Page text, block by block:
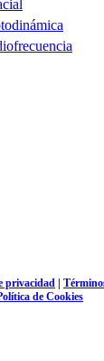
privacidad |
de Cookies